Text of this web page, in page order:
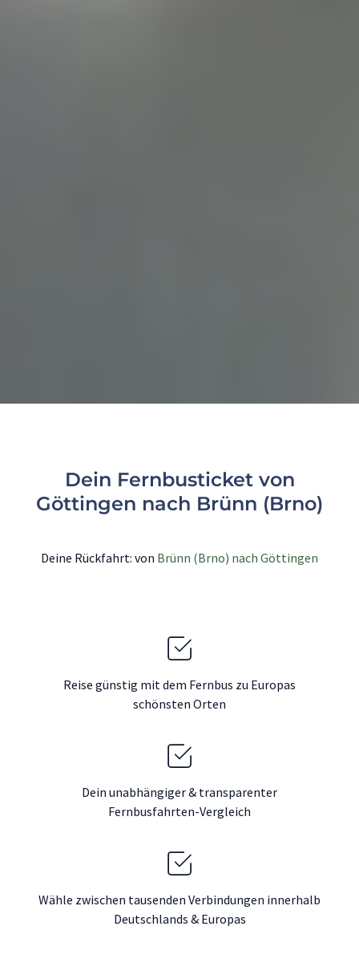
Dein Fernbusticket von
Göttingen nach Brünn (Brno)
Deine Rückfahrt: von Brünn (Brno) nach Göttingen
Reise günstig mit dem Fernbus zu Europas
schönsten Orten
Dein unabhängiger & transparenter
Fernbusfahrten-Vergleich
Wähle zwischen tausenden Verbindungen innerhalb
Deutschlands & Europas